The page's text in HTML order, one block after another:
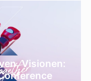
Visionen: